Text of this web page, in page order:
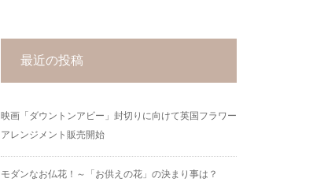
最近の投稿
映画「ダウントンアビー」封切りに向けて英国フラワー
アレンジメント販売開始
モダンなお仏花！～「お供えの花」の決まり事は？